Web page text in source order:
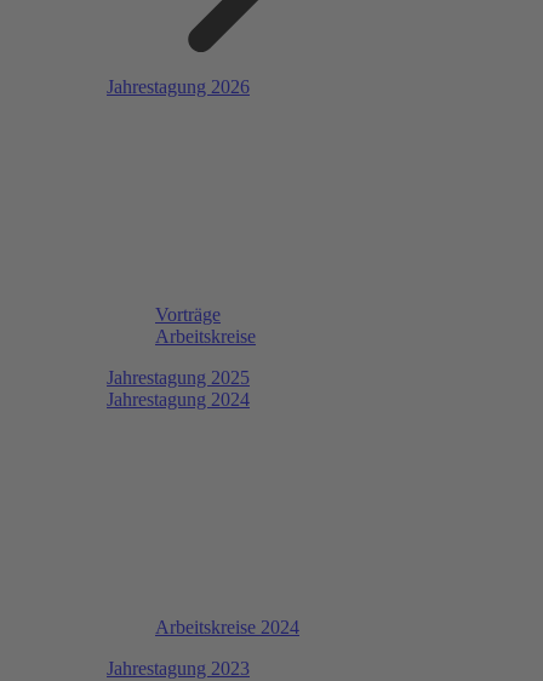
Jahrestagung 2026
Vorträge
Arbeitskreise
Jahrestagung 2025
Jahrestagung 2024
Arbeitskreise 2024
Jahrestagung 2023